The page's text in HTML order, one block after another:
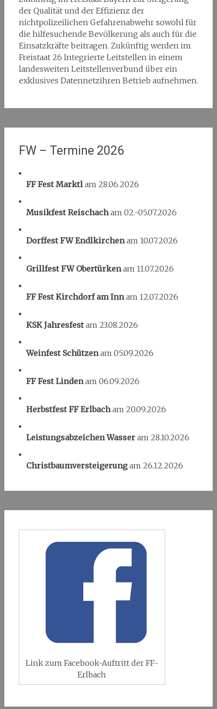
der Qualität und der Effizienz der
nichtpolizeilichen Gefahrenabwehr sowohl für
die hilfesuchende Bevölkerung als auch für die
Einsatzkräfte beitragen. Zukünftig werden im
Freistaat 26 Integrierte Leitstellen in einem
landesweiten Leitstellenverbund über ein
exklusives Datennetzihren Betrieb aufnehmen.
FW – Termine 2026
FF Fest Marktlam 28.06.2026
Musikfest Reischacham 02.-05.07.2026
Dorffest FW Endlkirchenam 10.07.2026
Grillfest FW Obertürkenam 11.07.2026
FF Fest Kirchdorf am Innam 12.07.2026
KSK Jahresfestam 23.08.2026
Weinfest Schützenam 05.09.2026
FF Fest Lindenam 06.09.2026
Herbstfest FF Erlbacham 20.09.2026
Leistungsabzeichen Wasseram 28.10.2026
Christbaumversteigerungam 26.12.2026
Link zum Facebook-Auftritt der FF-
Erlbach